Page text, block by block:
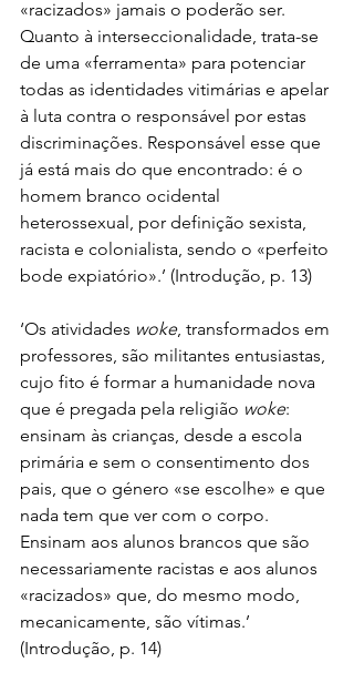
«racizados» jamais o poderão ser.
Quanto à interseccionalidade, trata-se
de uma «ferramenta» para potenciar
todas as identidades vitimárias e apelar
à luta contra o responsável por estas
discriminações. Responsável esse que
já está mais do que encontrado: é o
homem branco ocidental
heterossexual, por definição sexista,
racista e colonialista, sendo o «perfeito
bode expiatório».’ (Introdução, p. 13)
‘Os atividades woke, transformados em
professores, são militantes entusiastas,
cujo fito é formar a humanidade nova
que é pregada pela religião woke:
ensinam às crianças, desde a escola
primária e sem o consentimento dos
pais, que o género «se escolhe» e que
nada tem que ver com o corpo.
Ensinam aos alunos brancos que são
necessariamente racistas e aos alunos
«racizados» que, do mesmo modo,
mecanicamente, são vítimas.’
(Introdução, p. 14)